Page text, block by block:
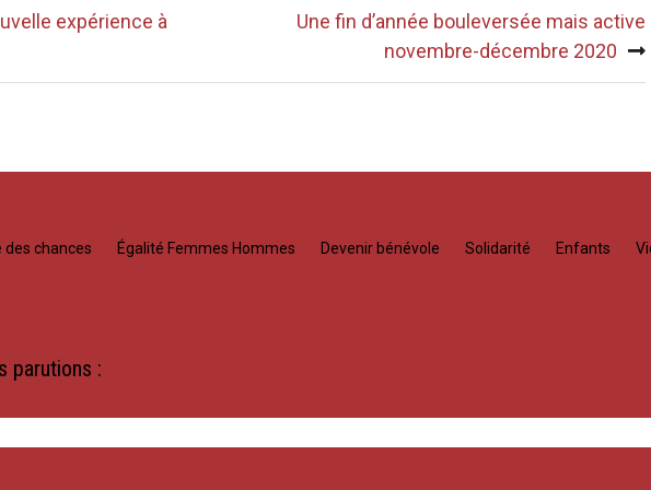
expérience à
Une fin d’année bouleversée mais active
novembre-décembre 2020
des chances Égalité Femmes Hommes Devenir bénévole Solidarité Enfants
parutions :